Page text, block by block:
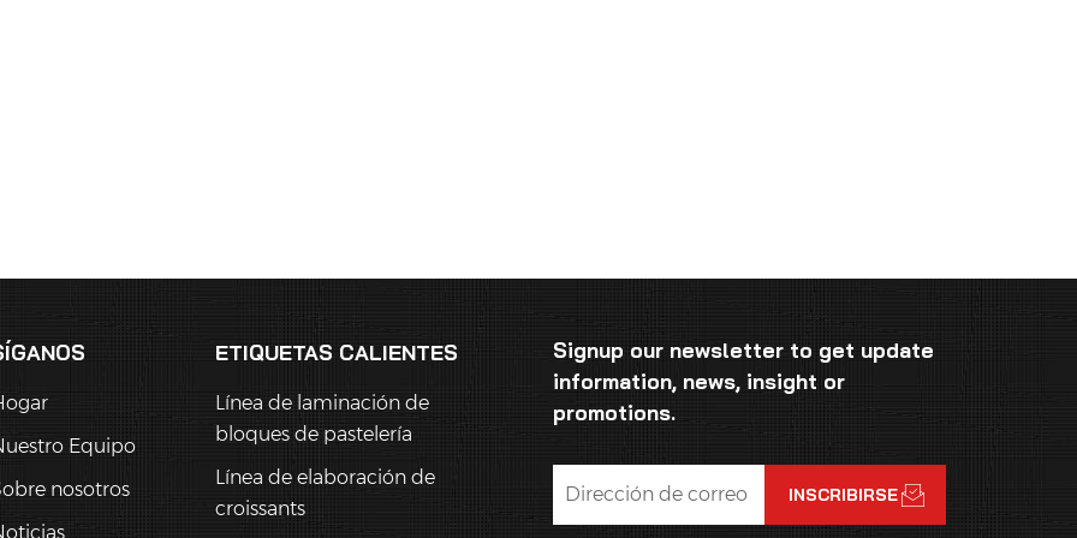
Equipo
nosotros
ETIQUETAS CALIENTES
Línea de laminación de
bloques de pastelería
Línea de elaboración de
croissants
Signup our newsletter to get update
information, news, insight or
promotions.